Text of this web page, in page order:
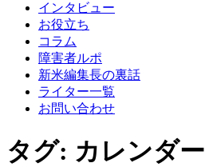
インタビュー
お役立ち
コラム
障害者ルポ
新米編集長の裏話
ライター一覧
お問い合わせ
タグ: カレンダー